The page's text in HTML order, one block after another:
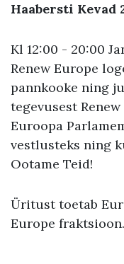
Haabersti Kevad
Kl 12:00 - 20:00
Renew Europe
pannkooke ning
tegevusest
Euroopa
vestlusteks ning
Ootame Teid!
Üritust toetab
Europe fraktsioon.